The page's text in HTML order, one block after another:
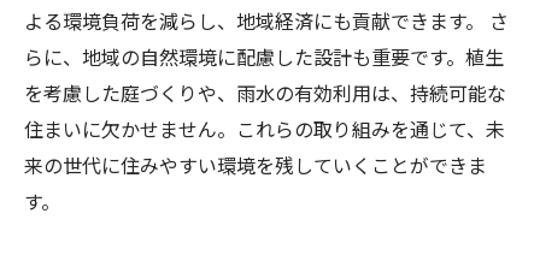
よる環境負荷を減らし、地域経済にも貢献できます。 さ
らに、地域の自然環境に配慮した設計も重要です。植生
を考慮した庭づくりや、雨水の有効利用は、持続可能な
住まいに欠かせません。これらの取り組みを通じて、未
来の世代に住みやすい環境を残していくことができま
す。